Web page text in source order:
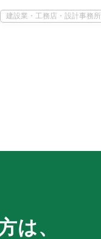
建設業・工務店・設計事務所
は、